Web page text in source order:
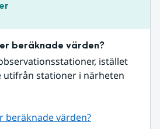
beräknade värden?
istället
utifrån stationer i närheten
beräknade värden?